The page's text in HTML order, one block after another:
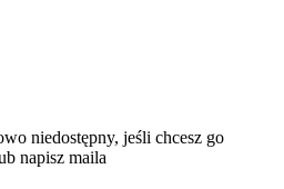
niedostępny, jeśli chcesz go
napisz maila